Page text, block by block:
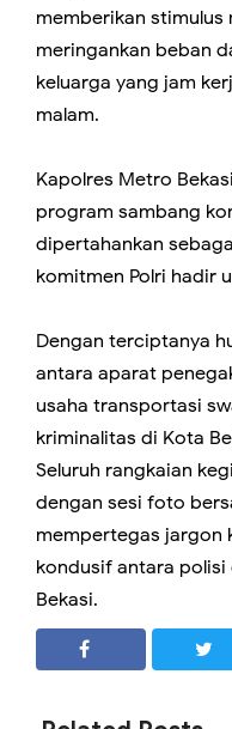
memberikan
meringankan beban
keluarga yang jam
malam.
Kapolres Metro
program sambang
dipertahankan
komitmen Polri hadir
Dengan terciptanya
antara aparat
usaha transportasi
kriminalitas di Kota
Seluruh rangkaian
dengan sesi foto
mempertegas jargon
kondusif antara
Bekasi.